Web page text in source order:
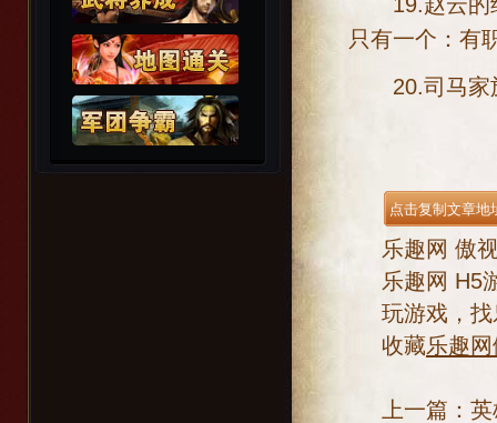
只有一个：有
20.司马家族
乐趣网 傲
乐趣网 H5
玩游戏，
收藏乐趣
上一篇：